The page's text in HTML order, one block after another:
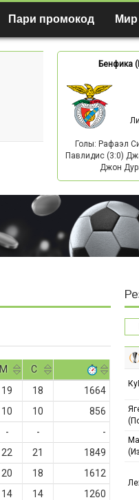
Пари промокод Мир
Бенфика
Голы: Рафаэл
Павлидис (3:0)
Джон
M
С
19 18
1664
10 10
856
- -
-
22 21
1849
20 18
1612
14 14
1260